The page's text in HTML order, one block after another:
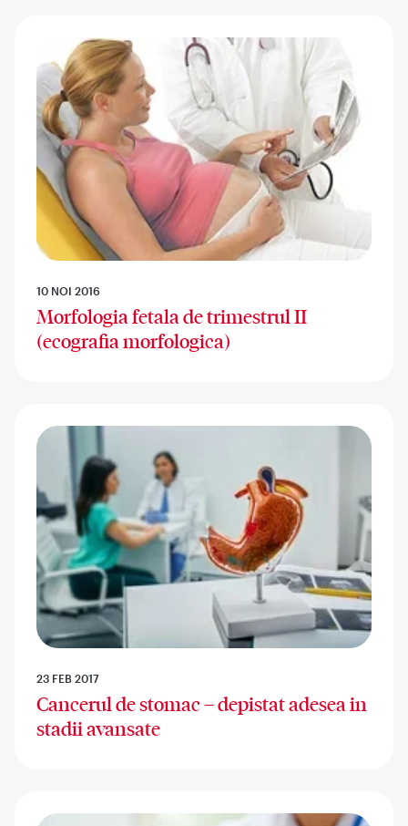
10 NOI 2016
Morfologia fetala de trimestrul II
(ecografia morfologica)
23 FEB 2017
Cancerul de stomac – depistat adesea in
stadii avansate